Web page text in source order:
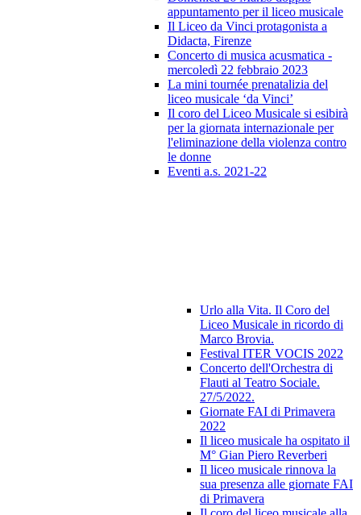
appuntamento per il liceo musicale
Il Liceo da Vinci protagonista a
Didacta, Firenze
Concerto di musica acusmatica -
mercoledì 22 febbraio 2023
La mini tournée prenatalizia del
liceo musicale ‘da Vinci’
Il coro del Liceo Musicale si esibirà
per la giornata internazionale per
l'eliminazione della violenza contro
le donne
Eventi a.s. 2021-22
Urlo alla Vita. Il Coro del
Liceo Musicale in ricordo di
Marco Brovia.
Festival ITER VOCIS 2022
Concerto dell'Orchestra di
Flauti al Teatro Sociale.
27/5/2022.
Giornate FAI di Primavera
2022
Il liceo musicale ha ospitato il
M° Gian Piero Reverberi
Il liceo musicale rinnova la
sua presenza alle giornate FAI
di Primavera